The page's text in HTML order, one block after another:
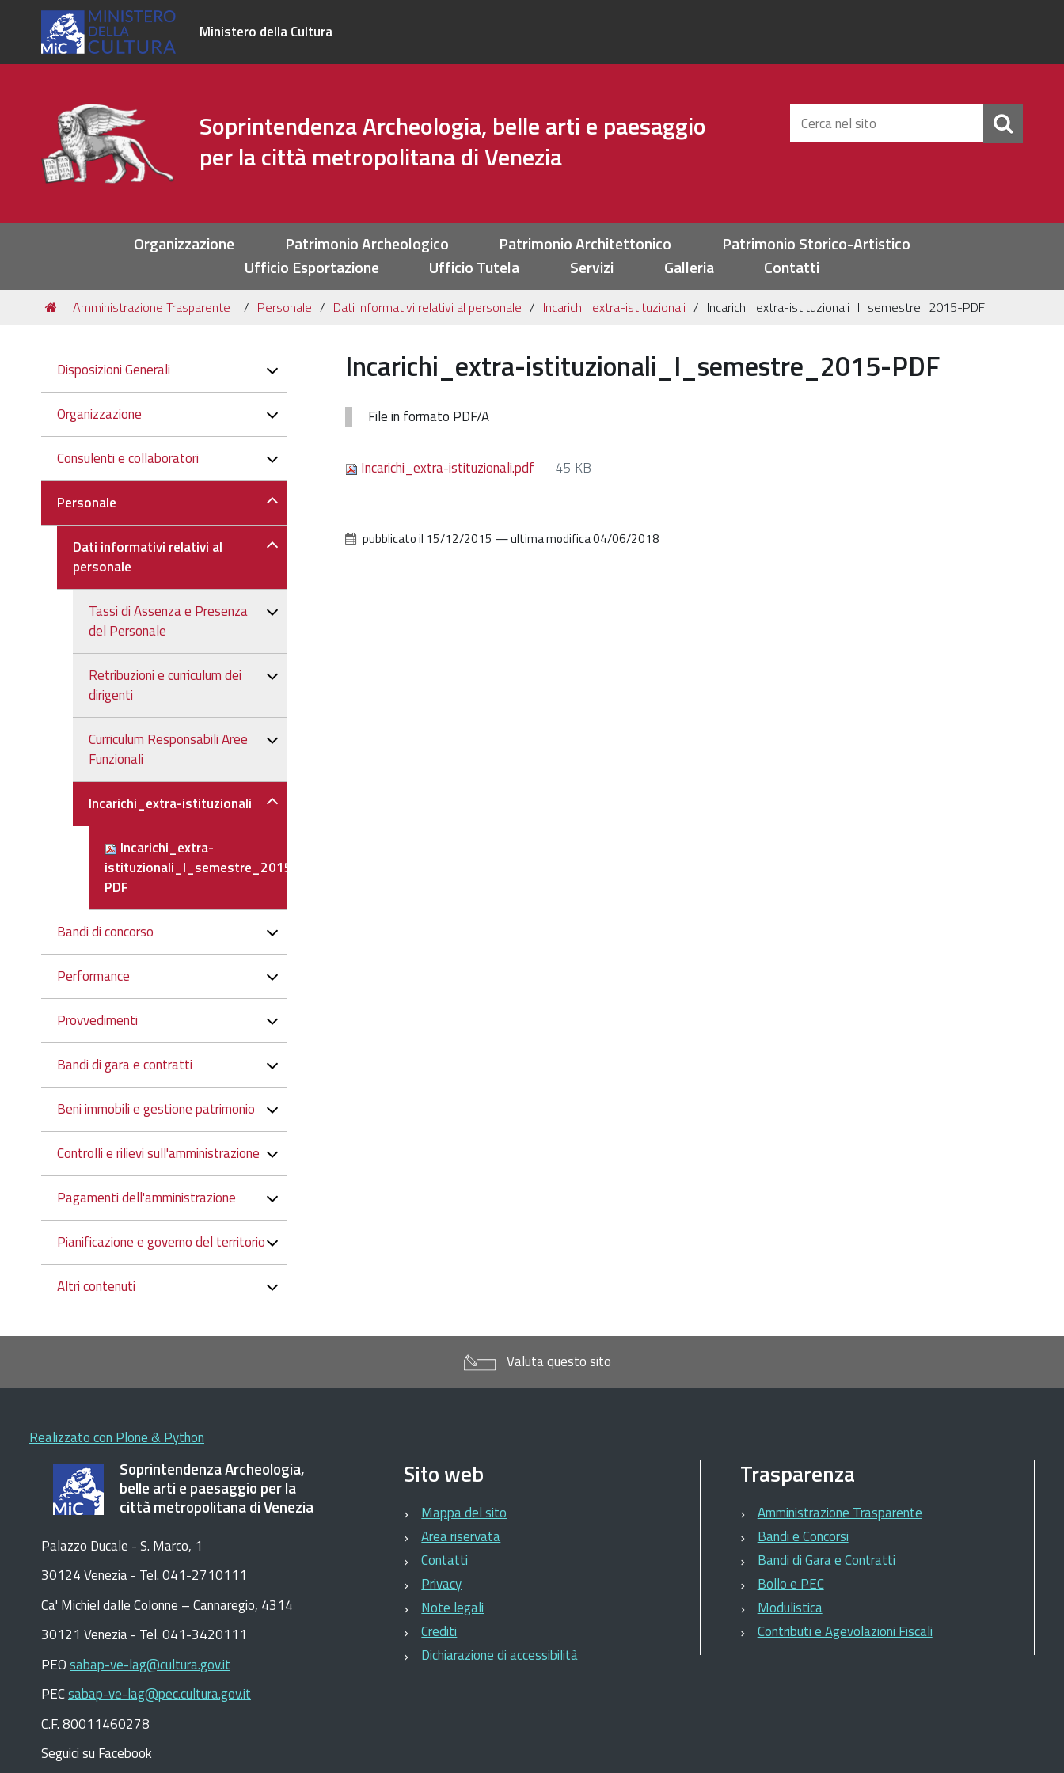
Ministero della Cultura
Soprintendenza Archeologia, belle arti e paesaggio
per la città metropolitana di Venezia
Cerca
nel
Organizzazione Patrimonio Archeologico Patrimonio Architettonico
Patrimonio Storico-Artistico
Ufficio Esportazione
Ufficio Tutela Servizi Galleria Contatti
Tu
sei
Amministrazione Trasparente Personale Dati informativi relativi al personale Incarichi_extra-istituzionali Incarichi_extra-istituzionali_I_semestre_2015-PDF
Incarichi_extra-istituzionali_I_semestre_2015-PDF
File in formato PDF/A
Incarichi_extra-istituzionali.pdf — 45 KB
pubblicato il 15/12/2015 —ultima modifica04/06/2018
Navigazione
Disposizioni Generali
Organizzazione
Consulenti e collaboratori
Personale
Dati informativi relativi al
personale
Tassi di Assenza e Presenza
del Personale
Retribuzioni e curriculum dei
dirigenti
Curriculum Responsabili Aree
Funzionali
Incarichi_extra-istituzionali
Incarichi_extra-
istituzionali_I_semestre_2015-
PDF
Bandi di concorso
Performance
Provvedimenti
Bandi di gara e contratti
Beni immobili e gestione patrimonio
Controlli e rilievi sull'amministrazione
Pagamenti dell'amministrazione
Pianificazione e governo del territorio
Altri contenuti
Valuta questo sito
Realizzato con Plone & Python
Soprintendenza Archeologia,
belle arti e paesaggio per la
città metropolitana di Venezia
Palazzo Ducale - S. Marco, 1
30124 Venezia - Tel. 041-2710111
Ca' Michiel dalle Colonne – Cannaregio, 4314
30121 Venezia - Tel. 041-3420111
PEOsabap-ve-lag@cultura.gov.it
PECsabap-ve-lag@pec.cultura.gov.it
C.F. 80011460278
Seguici su Facebook
Sito web
Mappa del sito
Area riservata
Contatti
Privacy
Note legali
Crediti
Dichiarazione di accessibilità
Trasparenza
Amministrazione Trasparente
Bandi e Concorsi
Bandi di Gara e Contratti
Bollo e PEC
Modulistica
Contributi e Agevolazioni Fiscali